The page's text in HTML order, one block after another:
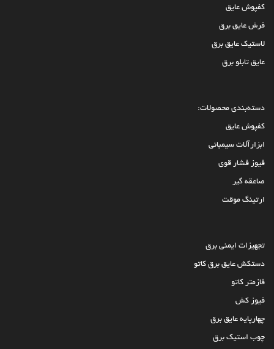
کفپوش عایق
فرش عایق برق
لاستیک عایق برق
عایق تابلو برق
دسته‌بندی محصولات:
کفپوش عایق
ابزارآلات سیمبانی
فیوز فشار قوی
صاعقه گیر
ارتینگ موقت
تجهیزات ایمنی برق
دستکش عایق برق کاتو
فازمتر کاتو
فیوز کش
چهارپایه عایق برق
چوب استیک برق